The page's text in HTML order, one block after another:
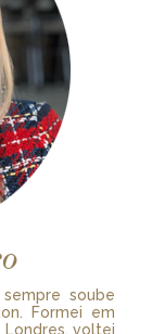
soube
Formei em
voltei